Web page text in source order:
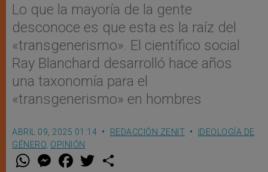
Lo que la mayoría de la gente
desconoce es que esta es la raíz del
«transgenerismo». El científico social
Ray Blanchard desarrolló hace años
una taxonomía para el
«transgenerismo» en hombres
ABRIL 09, 2025 01:14 REDACCIÓN ZENIT
IDEOLOGÍA DE
GÉNERO OPINIÓN
W M
e
F
a w